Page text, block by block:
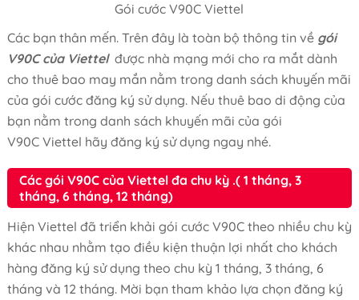
Gói cước V90C Viettel
Các bạn thân mến. Trên đây là toàn bộ thông tin về gói
V90C của Viettel được nhà mạng mới cho ra mắt dành
cho thuê bao may mắn nằm trong danh sách khuyến mãi
của gói cước đăng ký sử dụng. Nếu thuê bao di động của
bạn nằm trong danh sách khuyến mãi của gói
V90C Viettel hãy đăng ký sử dụng ngay nhé.
Các gói V90C của Viettel đa chu kỳ .( 1 tháng, 3
tháng, 6 tháng, 12 tháng)
Hiện Viettel đã triển khải gói cước V90C theo nhiều chu kỳ
khác nhau nhằm tạo điều kiện thuận lợi nhất cho khách
hàng đăng ký sử dụng theo chu kỳ 1 tháng, 3 tháng, 6
tháng và 12 tháng. Mời bạn tham khảo lựa chọn đăng ký